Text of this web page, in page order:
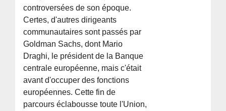
controversées de son époque.
Certes, d'autres dirigeants
communautaires sont passés par
Goldman Sachs, dont Mario
Draghi, le président de la Banque
centrale européenne, mais c'était
avant d'occuper des fonctions
européennes. Cette fin de
parcours éclabousse toute l'Union,